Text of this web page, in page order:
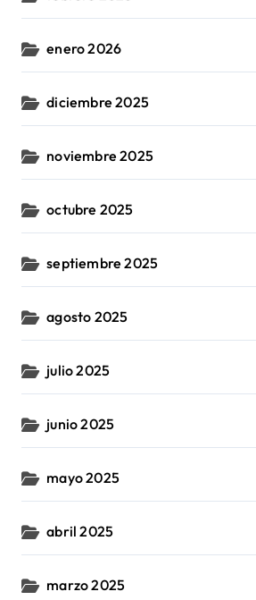
enero 2026
diciembre 2025
noviembre 2025
octubre 2025
septiembre 2025
agosto 2025
julio 2025
junio 2025
mayo 2025
abril 2025
marzo 2025